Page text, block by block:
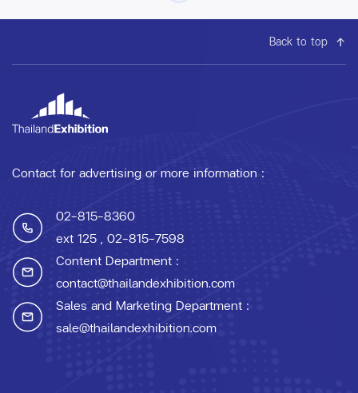
Back to top
Contact for advertising or more information :
02-815-8360
ext 125 , 02-815-7598
Content Department :
contact@thailandexhibition.com
Sales and Marketing Department :
sale@thailandexhibition.com